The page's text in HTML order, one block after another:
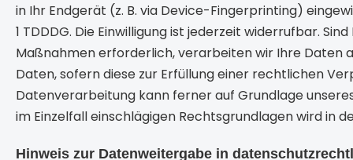
in Ihr Endgerät (z. B. via Device-Fingerprinting)
1 TDDDG. Die Einwilligung ist jederzeit widerrufbar.
Maßnahmen erforderlich, verarbeiten wir Ihre Daten
Daten, sofern diese zur Erfüllung einer rechtlichen
Datenverarbeitung kann ferner auf Grundlage
im Einzelfall einschlägigen Rechtsgrundlagen wird in
Hinweis zur Datenweitergabe in